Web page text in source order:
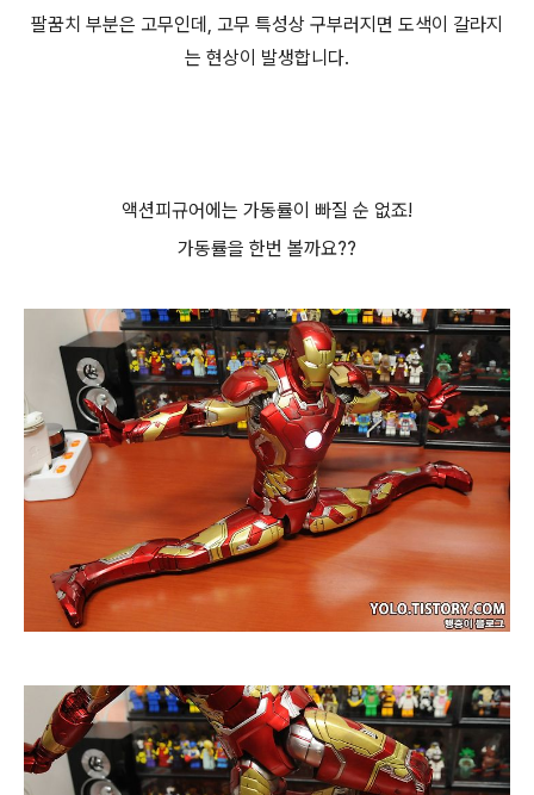
팔꿈치 부분은 고무인데, 고무 특성상 구부러지면 도색이 갈라지
는 현상이 발생합니다.
액션피규어에는 가동률이 빠질 순 없죠!
가동률을 한번 볼까요??